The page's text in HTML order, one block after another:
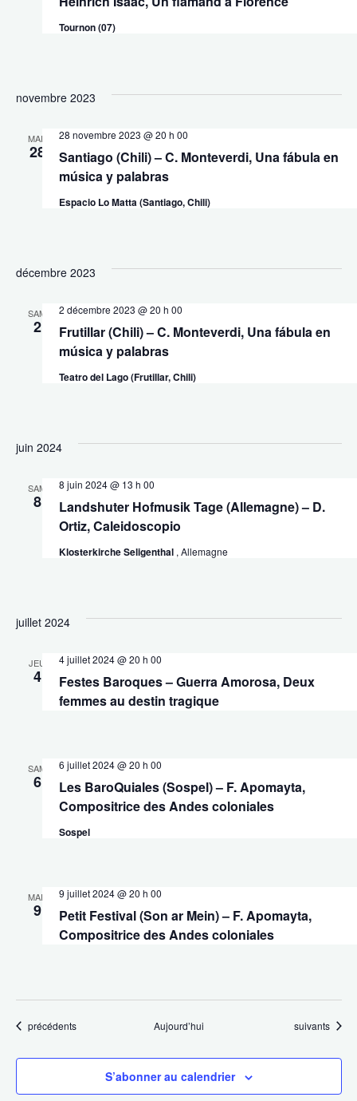
Tournon (07)
novembre 2023
MAR
28
Santiago (Chili) – C. Monteverdi, Una fábula en
música y palabras
28 novembre 2023 @ 20 h 00
Espacio Lo Matta (Santiago, Chili)
décembre 2023
SAM
2
Frutillar (Chili) – C. Monteverdi, Una fábula en
música y palabras
2 décembre 2023 @ 20 h 00
Teatro del Lago (Frutillar, Chili)
juin 2024
SAM
8
Landshuter Hofmusik Tage (Allemagne) – D.
Ortiz, Caleidoscopio
8 juin 2024 @ 13 h 00
Klosterkirche Seligenthal , Allemagne
juillet 2024
JEU
4
Festes Baroques – Guerra Amorosa, Deux
femmes au destin tragique
4 juillet 2024 @ 20 h 00
SAM
6
Les BaroQuiales (Sospel) – F. Apomayta,
Compositrice des Andes coloniales
6 juillet 2024 @ 20 h 00
Sospel
MAR
9
Petit Festival (Son ar Mein) – F. Apomayta,
Compositrice des Andes coloniales
9 juillet 2024 @ 20 h 00
Évènements
précédents Aujourd’hui Évènements
suivants
S’abonner au calendrier